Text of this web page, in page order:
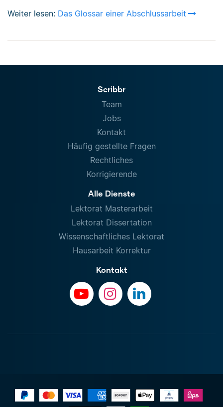
Weiter lesen: Das Glossar einer Abschlussarbeit
Scribbr
Team
Jobs
Kontakt
Häufig gestellte Fragen
Rechtliches
Korrigierende
Alle Dienste
Lektorat Masterarbeit
Lektorat Dissertation
Wissenschaftliches Lektorat
Hausarbeit Korrektur
Kontakt